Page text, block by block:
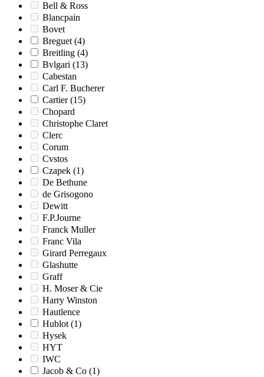
Bell & Ross
Blancpain
Bovet
Breguet (4)
Breitling (4)
Bvlgari (13)
Cabestan
Carl F. Bucherer
Cartier (15)
Chopard
Christophe Claret
Clerc
Corum
Cvstos
Czapek (1)
De Bethune
de Grisogono
Dewitt
F.P.Journe
Franck Muller
Franc Vila
Girard Perregaux
Glashutte
Graff
H. Moser & Cie
Harry Winston
Hautlence
Hublot (1)
Hysek
HYT
IWC
Jacob & Co (1)